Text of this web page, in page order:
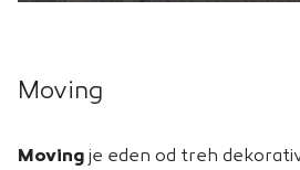
Moving
Moving je eden od treh